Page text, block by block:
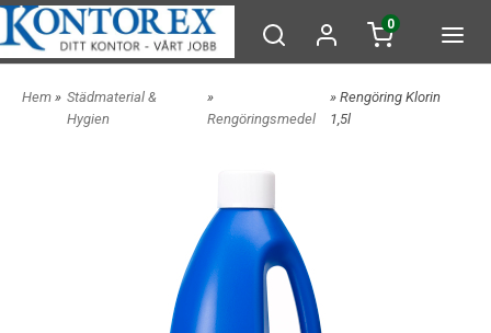
0
Hem » Städmaterial &
Hygien
»
Rengöringsmedel
» Rengöring Klorin
1,5l